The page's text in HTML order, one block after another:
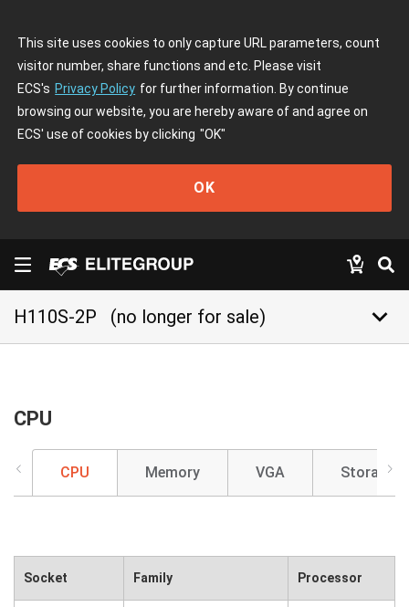
This site uses cookies to only capture URL parameters, count
visitor number, share functions and etc. Please visit
ECS's Privacy Policy for further information. By continue
browsing our website, you are hereby aware of and agree on
ECS' use of cookies by clicking "OK"
OK
H110S-2P (no longer for sale) keyboard_arrow_down
CPU
CPU Memory VGA Storage
Socket Family Processor